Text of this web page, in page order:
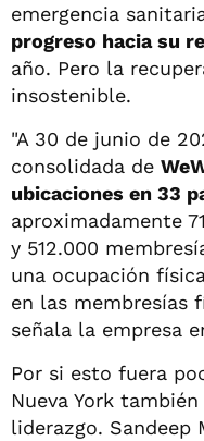
emergencia
progreso hacia su
año. Pero la
insostenible.
"A 30 de junio de
consolidada de
ubicaciones en 33
aproximadamente
y 512.000
una ocupación
en las membresías
señala la empresa
Por si esto fuera
Nueva York
liderazgo. Sandeep